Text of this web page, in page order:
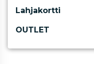
Lahjakortti
OUTLET